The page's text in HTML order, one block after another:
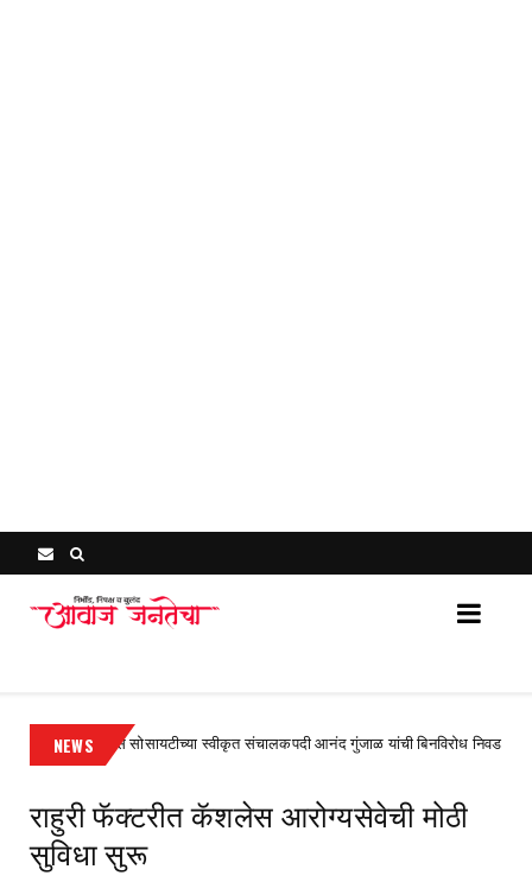
NEWS
सहकारी विकास सोसायटीच्या स्वीकृत संचालकपदी आनंद गुंजाळ यांची बिनविरोध निवड
राहुरी फॅक्टरीत कॅशलेस आरोग्यसेवेची मोठी
सुविधा सुरू